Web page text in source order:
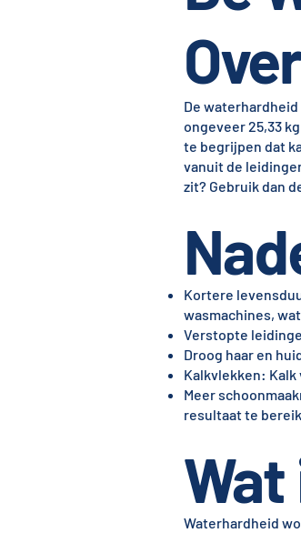
De waterhardheid
ongeveer 25,33
te begrijpen dat
vanuit de
zit? Gebruik dan
Kortere
wasmachines,
Verstopte
Droog haar en
Kalkvlekken:
Meer
resultaat te
Waterhardheid